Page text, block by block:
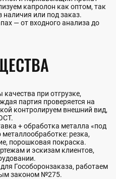
капролон как оптом, так
наличия или под заказ.
— от входного анализа до
при отгрузке,
партия проверяется на
контролируем внешний вид,
+ обработка металла «под
резка,
порошковая покраска.
и эскизам клиентов,
Гособоронзаказа, работаем
законом №275.